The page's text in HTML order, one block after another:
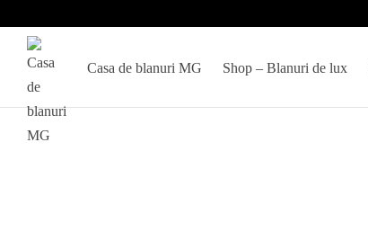
Casa de blanuri MG Shop – Blanuri de lux